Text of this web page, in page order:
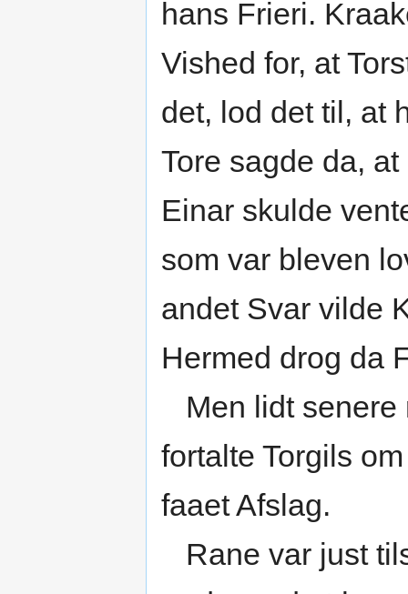
hans Frieri.
Vished for, at
det, lod det til, at
Tore sagde da,
Einar skulde
som var bleven
andet Svar vilde
Hermed drog da
Men lidt senere
fortalte Torgils
faaet Afslag.
Rane var just